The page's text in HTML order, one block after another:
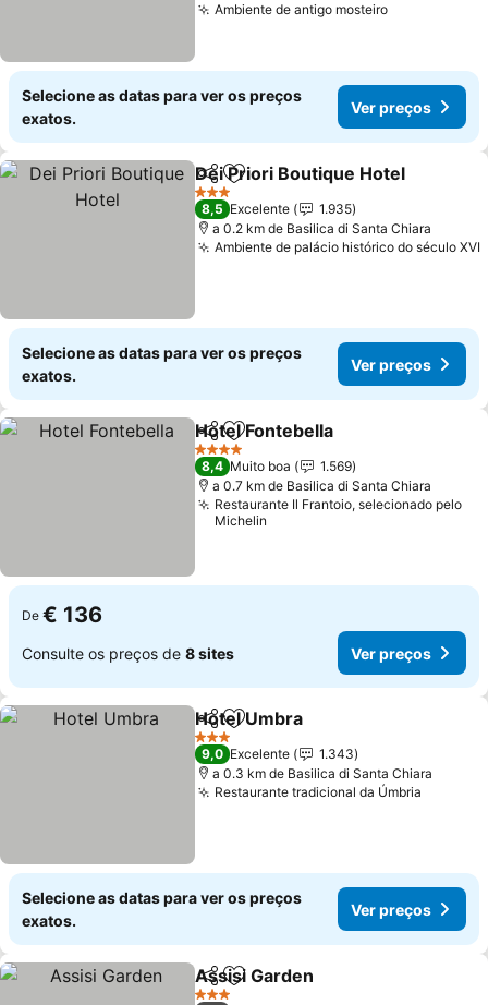
Ambiente de antigo mosteiroVer preços
Selecione as datas para ver os preços
exatos.
Ver preços
PartilharAdicionar aos favoritos
Dei Priori Boutique Hotel
3 Estrelas
8,5 Excelente
1.935
a 0.2 km de Basilica di Santa Chiara
Ambiente de palácio histórico do século XVI
Selecione as datas para ver os preços
exatos.
Ver preços
PartilharAdicionar aos favoritos
Hotel Fontebella
4 Estrelas
8,4 Muito boa
1.569
a 0.7 km de Basilica di Santa Chiara
Restaurante Il Frantoio, selecionado pelo
Michelin
De € 136
Consulte os preços de 8 sites Ver preços
PartilharAdicionar aos favoritos
Hotel Umbra
3 Estrelas
9,0 Excelente
1.343
a 0.3 km de Basilica di Santa Chiara
Restaurante tradicional da Úmbria
Selecione as datas para ver os preços
exatos.
Ver preços
PartilharAdicionar aos favoritos
Assisi Garden
3 Estrelas